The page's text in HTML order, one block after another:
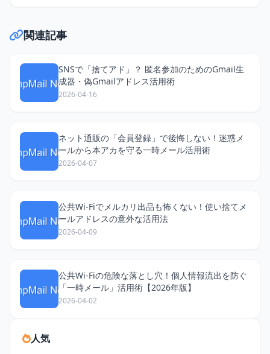
関連記事
SNSで「捨てアド」？ 匿名参加のためのGmail生
成器・偽Gmailアドレス活用術
2026-04-16
ネット通販の「会員登録」で後悔しない！迷惑メ
ールから本アカを守る一時メール活用術
2026-04-07
公共Wi-Fiでメルカリ出品も怖くない！使い捨てメ
ールアドレスの意外な活用法
2026-04-09
公共Wi-Fiの危険な落とし穴！個人情報流出を防ぐ
「一時メール」活用術【2026年版】
2026-04-02
人気